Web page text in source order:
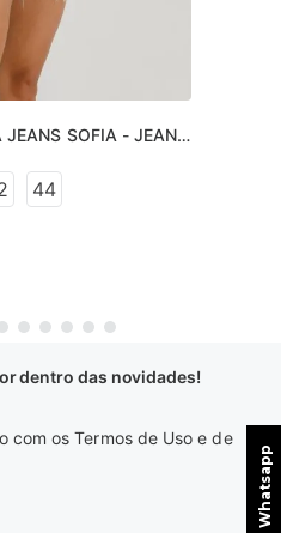
JEANS SOFIA - JEANS
44
dentro das novidades!
com os Termos de Uso e de